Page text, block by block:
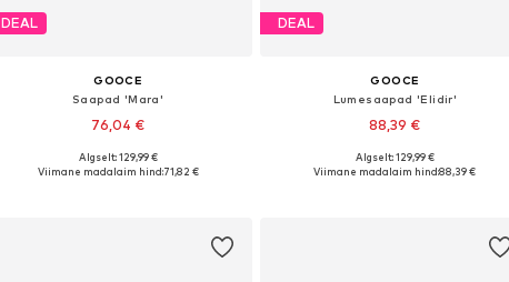
DEAL
GOOCE
Saapad 'Mara'
76,04 €
Algselt: 129,99 €
Viimane madalaim hind:71,82 €
DEAL
GOOCE
Lumesaapad 'Elidir'
88,39 €
Saadaolevad suurused: 36, 37, 38, 39, 40
Algselt: 129,99 €
Viimane madalaim hind:88,39 €